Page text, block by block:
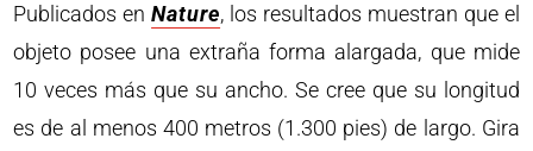
Publicados enNature, los resultados muestran que el
objeto posee una extraña forma alargada, que mide
10 veces más que su ancho. Se cree que su longitud
es de al menos 400 metros (1.300 pies) de largo. Gira